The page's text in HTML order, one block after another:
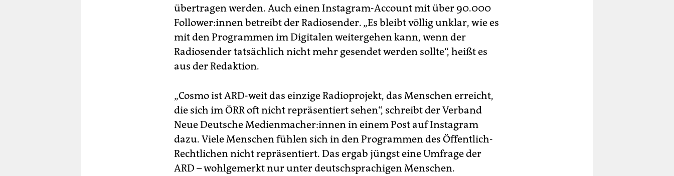
übertragen werden. Auch einen Instagram-Account mit über 90.000
Fol­lo­wer:­in­nen betreibt der Radiosender. „Es bleibt völlig unklar, wie es
mit den Programmen im Digitalen weitergehen kann, wenn der
Radiosender tatsächlich nicht mehr gesendet werden sollte“, heißt es
aus der Redaktion.
„Cosmo ist ARD-weit das einzige Radioprojekt, das Menschen erreicht,
die sich im ÖRR oft nicht repräsentiert sehen“, schreibt der Verband
Neue Deutsche Me­di­en­ma­che­r:in­nen in einem Post auf Instagram
dazu. Viele Menschen fühlen sich in den Programmen des Öffentlich-
Rechtlichen nicht repräsentiert. Das ergab jüngst eine Umfrage der
ARD – wohlgemerkt nur unter deutschsprachigen Menschen.